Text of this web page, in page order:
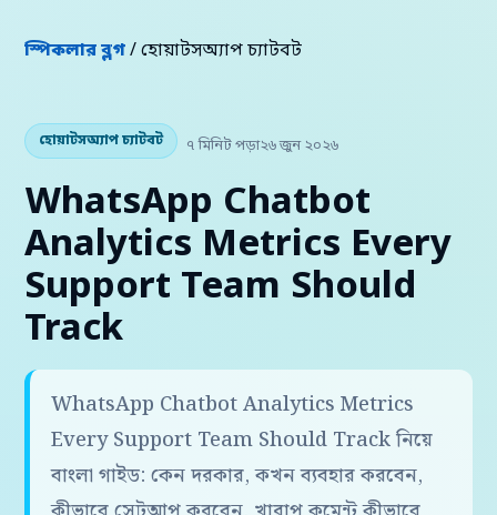
স্পিকলার ব্লগ/ হোয়াটসঅ্যাপ চ্যাটবট
হোয়াটসঅ্যাপ চ্যাটবট ৭ মিনিট পড়া২৬ জুন ২০২৬
WhatsApp Chatbot
Analytics Metrics Every
Support Team Should
Track
WhatsApp Chatbot Analytics Metrics
Every Support Team Should Track নিয়ে
বাংলা গাইড: কেন দরকার, কখন ব্যবহার করবেন,